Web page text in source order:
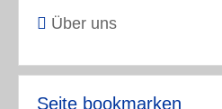
Über uns
Seite bookmarken